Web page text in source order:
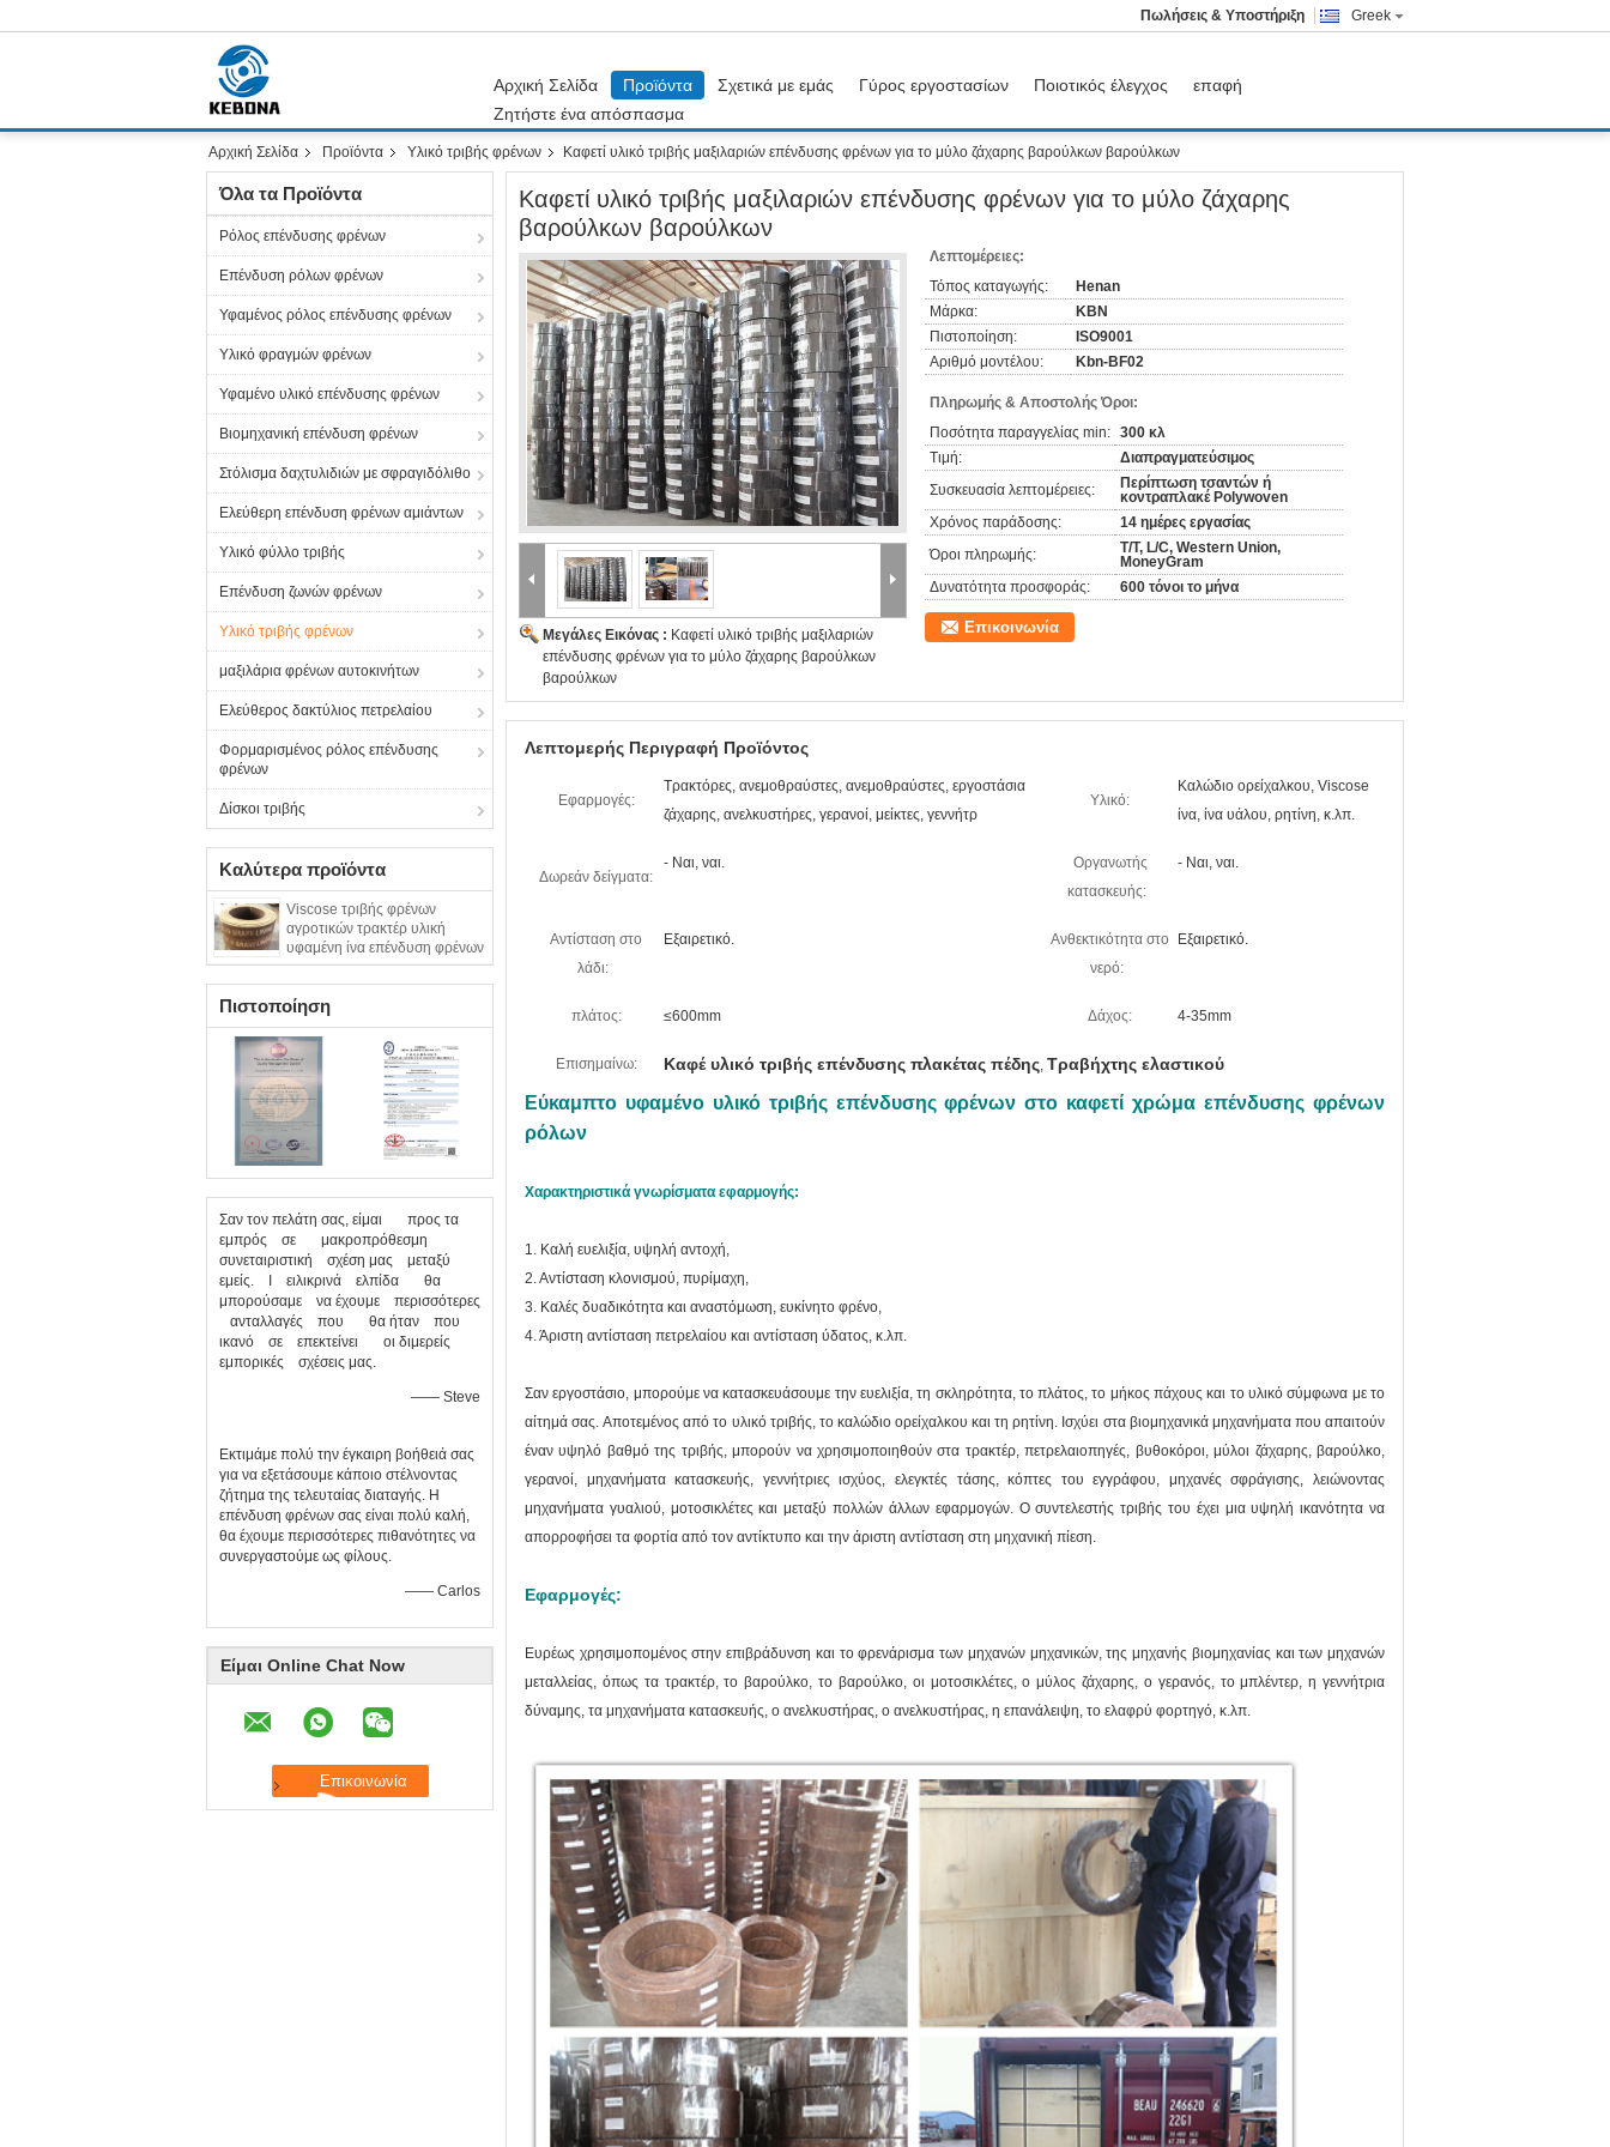
Greek
Πωλήσεις & Υποστήριξη
Αρχική Σελίδα Προϊόντα Σχετικά με εμάς Γύρος εργοστασίων Ποιοτικός έλεγχος
επαφή
Ζητήστε ένα απόσπασμα
Αρχική Σελίδα Προϊόντα Υλικό τριβής φρένων Καφετί υλικό τριβής μαξιλαριών επένδυσης φρένων για το μύλο ζάχαρης βαρούλκων βαρούλκων
Όλα τα Προϊόντα
Ρόλος επένδυσης φρένων
Επένδυση ρόλων φρένων
Υφαμένος ρόλος επένδυσης φρένων
Υλικό φραγμών φρένων
Υφαμένο υλικό επένδυσης φρένων
Βιομηχανική επένδυση φρένων
Στόλισμα δαχτυλιδιών με σφραγιδόλιθο
Ελεύθερη επένδυση φρένων αμιάντων
Υλικό φύλλο τριβής
Επένδυση ζωνών φρένων
Υλικό τριβής φρένων
μαξιλάρια φρένων αυτοκινήτων
Ελεύθερος δακτύλιος πετρελαίου
Φορμαρισμένος ρόλος επένδυσης
φρένων
Δίσκοι τριβής
Καλύτερα προϊόντα
Viscose τριβής φρένων
αγροτικών τρακτέρ υλική
υφαμένη ίνα επένδυση φρένων
στους ρόλους
Πιστοποίηση
Σαν τον πελάτη σας, είμαι προς τα
εμπρός σε μακροπρόθεσμη
συνεταιριστική σχέση μας μεταξύ
εμείς. Ι ειλικρινά ελπίδα θα
μπορούσαμε να έχουμε περισσότερες
ανταλλαγές που θα ήταν που
ικανό σε επεκτείνει οι διμερείς
εμπορικές σχέσεις μας.
—— Steve
Εκτιμάμε πολύ την έγκαιρη βοήθειά σας
για να εξετάσουμε κάποιο στέλνοντας
ζήτημα της τελευταίας διαταγής. Η
επένδυση φρένων σας είναι πολύ καλή,
θα έχουμε περισσότερες πιθανότητες να
συνεργαστούμε ως φίλους.
—— Carlos
Είμαι Online Chat Now
Καφετί υλικό τριβής μαξιλαριών επένδυσης φρένων για το μύλο ζάχαρης
βαρούλκων βαρούλκων
Μεγάλες Εικόνας : Καφετί υλικό τριβής μαξιλαριών
επένδυσης φρένων για το μύλο ζάχαρης βαρούλκων
βαρούλκων
Λεπτομέρειες:
Τόπος καταγωγής:
Henan
Μάρκα:
KBN
Πιστοποίηση:
ISO9001
Αριθμό μοντέλου:
Kbn-BF02
Πληρωμής & Αποστολής Όροι:
Ποσότητα παραγγελίας min: 300 κλ
Τιμή:
Διαπραγματεύσιμος
Συσκευασία λεπτομέρειες:
Περίπτωση τσαντών ή
κοντραπλακέ Polywoven
Χρόνος παράδοσης:
14 ημέρες εργασίας
Όροι πληρωμής:
T/T, L/C, Western Union,
MoneyGram
Δυνατότητα προσφοράς:
600 τόνοι το μήνα
Επικοινωνία
Λεπτομερής Περιγραφή Προϊόντος
Εφαρμογές:
Τρακτόρες, ανεμοθραύστες, ανεμοθραύστες, εργοστάσια
ζάχαρης, ανελκυστήρες, γερανοί, μείκτες, γεννήτρ
Υλικό:
Καλώδιο ορείχαλκου, Viscose
ίνα, ίνα υάλου, ρητίνη, κ.λπ.
Δωρεάν δείγματα:
- Ναι, ναι.
Οργανωτής
κατασκευής:
- Ναι, ναι.
Αντίσταση στο
λάδι:
Εξαιρετικό.
Ανθεκτικότητα στο
νερό:
Εξαιρετικό.
πλάτος: ≤600mm Δάχος: 4-35mm
Επισημαίνω: Καφέ υλικό τριβής επένδυσης πλακέτας πέδης, Τραβήχτης ελαστικού
Εύκαμπτο υφαμένο υλικό τριβής επένδυσης φρένων στο καφετί χρώμα επένδυσης φρένων
ρόλων
Χαρακτηριστικά γνωρίσματα εφαρμογής:
1. Καλή ευελιξία, υψηλή αντοχή,
2. Αντίσταση κλονισμού, πυρίμαχη,
3. Καλές δυαδικότητα και αναστόμωση, ευκίνητο φρένο,
4. Άριστη αντίσταση πετρελαίου και αντίσταση ύδατος, κ.λπ.
Σαν εργοστάσιο, μπορούμε να κατασκευάσουμε την ευελιξία, τη σκληρότητα, το πλάτος, το μήκος πάχους και το υλικό σύμφωνα με το
αίτημά σας.Αποτεμένος από το υλικό τριβής, το καλώδιο ορείχαλκου και τη ρητίνη. Ισχύει στα βιομηχανικά μηχανήματα που απαιτούν
έναν υψηλό βαθμό της τριβής, μπορούν να χρησιμοποιηθούν στα τρακτέρ, πετρελαιοπηγές, βυθοκόροι, μύλοι ζάχαρης, βαρούλκο,
γερανοί, μηχανήματα κατασκευής, γεννήτριες ισχύος, ελεγκτές τάσης, κόπτες του εγγράφου, μηχανές σφράγισης, λειώνοντας
μηχανήματα γυαλιού, μοτοσικλέτες και μεταξύ πολλών άλλων εφαρμογών. Ο συντελεστής τριβής του έχει μια υψηλή ικανότητα να
απορροφήσει τα φορτία από τον αντίκτυπο και την άριστη αντίσταση στη μηχανική πίεση.
Εφαρμογές:
Ευρέως χρησιμοπομένος στην επιβράδυνση και το φρενάρισμα των μηχανών μηχανικών, της μηχανής βιομηχανίας και των μηχανών
μεταλλείας, όπως τα τρακτέρ, το βαρούλκο, το βαρούλκο, οι μοτοσικλέτες, ο μύλος ζάχαρης, ο γερανός, το μπλέντερ, η γεννήτρια
δύναμης, τα μηχανήματα κατασκευής, ο ανελκυστήρας, ο ανελκυστήρας, η επανάλειψη, το ελαφρύ φορτηγό, κ.λπ.